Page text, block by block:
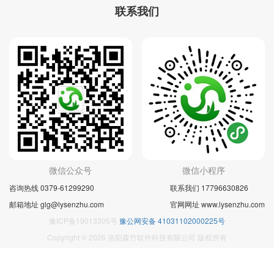
联系我们
微信公众号 微信小程序
咨询热线 0379-61299290
邮箱地址 glg@lysenzhu.com
联系我们 17796630826
官网网址 www.lysenzhu.com
豫ICP备19013305号 豫公网安备 41031102000225号
Copyright © 2026 洛阳森竹软件科技有限公司 版权所有